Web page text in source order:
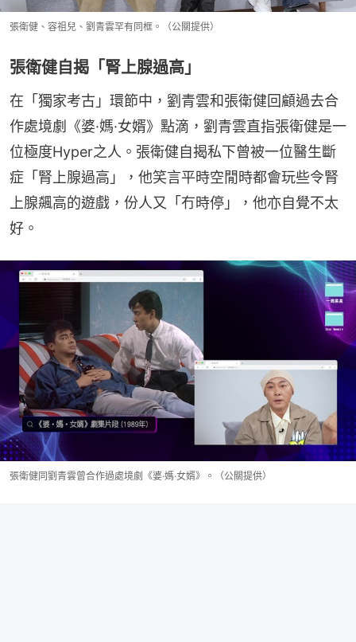
張衛健、容祖兒、劉青雲罕有同框。（公關提供）
張衛健自揭「腎上腺過高」
在「獨家考古」環節中，劉青雲和張衛健回顧過去合
作處境劇《婆·媽·女婿》點滴，劉青雲直指張衛健是一
位極度Hyper之人。張衛健自揭私下曾被一位醫生斷
症「腎上腺過高」，他笑言平時空閒時都會玩些令腎
上腺飆高的遊戲，份人又「冇時停」，他亦自覺不太
好。
張衛健同劉青雲曾合作過處境劇《婆·媽·女婿》。（公關提供）